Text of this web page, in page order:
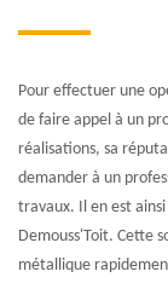
Pour effectuer une
de faire appel à un
réalisations, sa
demander à un
travaux. Il en est
Demouss'Toit. Cette
métallique